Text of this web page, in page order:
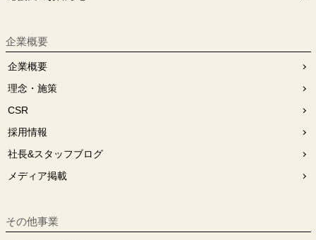
企業概要
企業概要
理念・施策
CSR
採用情報
社長&スタッフブログ
メディア掲載
その他事業